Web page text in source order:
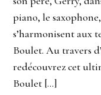
piano, le
s’harmonisent aux
Boulet. Au travers
redécouvrez cet
Boulet […]